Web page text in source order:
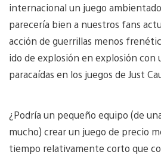
internacional un juego ambientado
parecería bien a nuestros fans
acción de guerrillas menos
ido de explosión en explosión con
paracaídas en los juegos de Just
¿Podría un pequeño equipo (de
mucho) crear un juego de precio
tiempo relativamente corto que